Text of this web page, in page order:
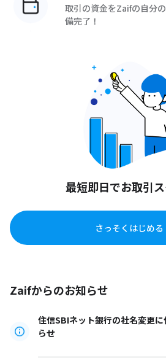
取引の資金をZaifの自分
備完了！
最短即日でお取引ス
さっそくはじめる
Zaifからのお知らせ
住信SBIネット銀行の社名変更
らせ